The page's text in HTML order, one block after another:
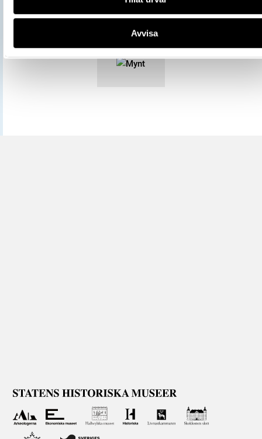
Avvisa
Mer information om licenser hos Statens historiska museer.